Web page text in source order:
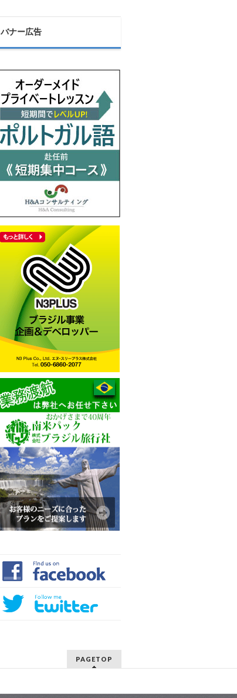
バナー広告
PAGETOP